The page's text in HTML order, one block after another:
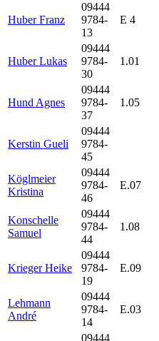
Huber Franz
09444
9784-
13
E 4
Huber Lukas
09444
9784-
30
1.01
Hund Agnes
09444
9784-
37
1.05
Kerstin Gueli
09444
9784-
45
Köglmeier
Kristina
09444
9784-
46
E.07
Konschelle
Samuel
09444
9784-
44
1.08
Krieger Heike
09444
9784-
19
E.09
Lehmann
André
09444
9784-
14
E.03
09444